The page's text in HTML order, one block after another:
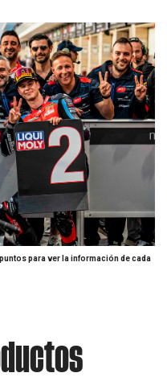
para ver la información de cada